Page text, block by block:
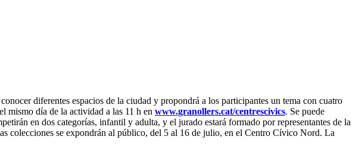
diferentes espacios de la ciudad y propondrá a los participantes un tema con cuatro
mismo día de la actividad a las 11 h en www.granollers.cat/centrescivics. Se puede
en dos categorías, infantil y adulta, y el jurado estará formado por representantes de la
colecciones se expondrán al público, del 5 al 16 de julio, en el Centro Cívico Nord. La